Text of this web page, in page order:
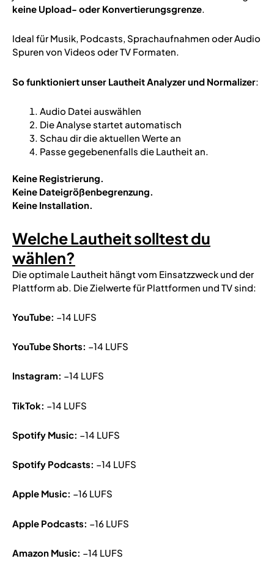
keine Upload- oder Konvertierungsgrenze.
Ideal für Musik, Podcasts, Sprachaufnahmen oder Audio
Spuren von Videos oder TV Formaten.
So funktioniert unser Lautheit Analyzer und Normalizer:
Audio Datei auswählen
Die Analyse startet automatisch
Schau dir die aktuellen Werte an
Passe gegebenenfalls die Lautheit an.
Keine Registrierung.
Keine Dateigrößenbegrenzung.
Keine Installation.
Welche Lautheit solltest du
wählen?
Die optimale Lautheit hängt vom Einsatzzweck und der
Plattform ab. Die Zielwerte für Plattformen und TV sind:
YouTube: −14 LUFS
YouTube Shorts: −14 LUFS
Instagram: −14 LUFS
TikTok: −14 LUFS
Spotify Music: −14 LUFS
Spotify Podcasts: −14 LUFS
Apple Music: −16 LUFS
Apple Podcasts: −16 LUFS
Amazon Music: −14 LUFS